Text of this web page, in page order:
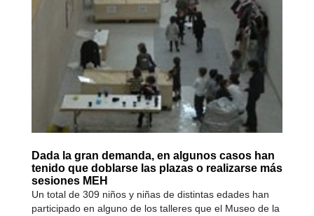
Dada la gran demanda, en algunos casos han
tenido que doblarse las plazas o realizarse más
sesiones MEH
Un total de 309 niños y niñas de distintas edades han
participado en alguno de los talleres que el Museo de la